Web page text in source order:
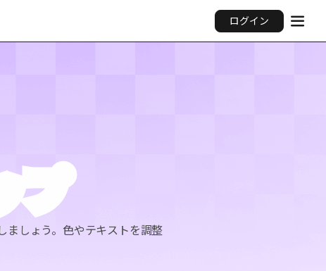
ログイン
プ
ましょう。色やテキストを調整